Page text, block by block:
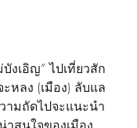
งเอิญ” ไปเที่ยวสัก
หลง (เมือง) ลับแล
มถัดไปจะแนะนำ